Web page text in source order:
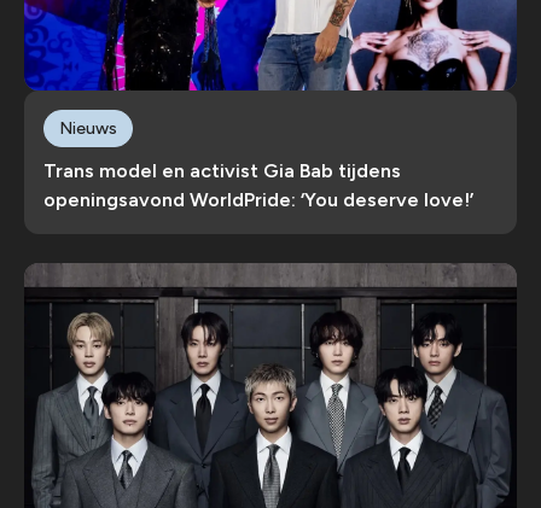
Trans model en activist Gia Bab tijdens
openingsavond WorldPride: ‘You deserve love!’
Nieuws